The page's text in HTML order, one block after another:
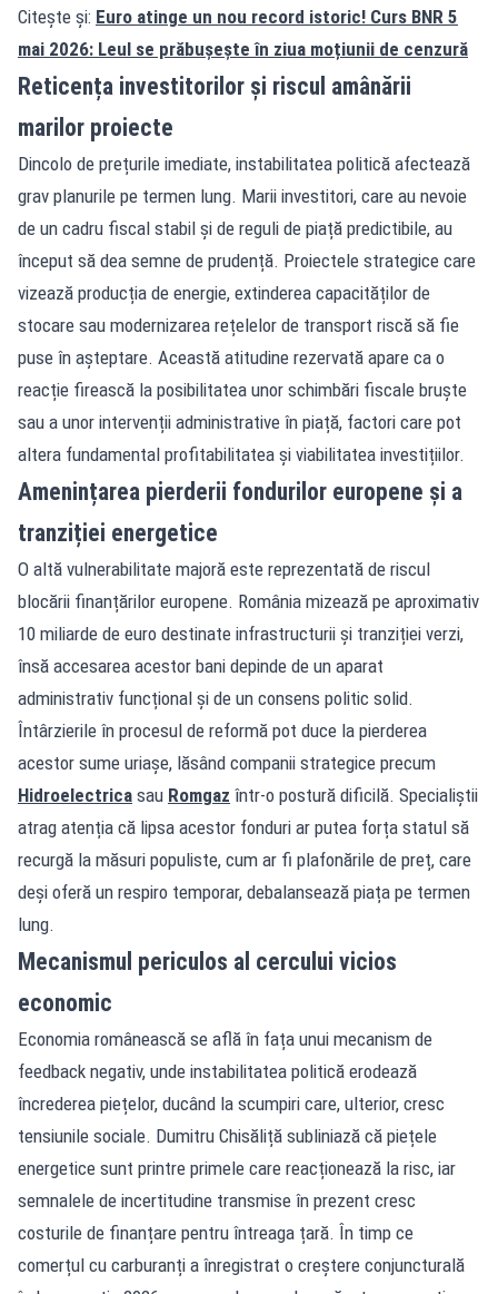
Citește și: Euro atinge un nou record istoric! Curs BNR 5
mai 2026: Leul se prăbușește în ziua moțiunii de cenzură
Reticența investitorilor și riscul amânării
marilor proiecte
Dincolo de prețurile imediate, instabilitatea politică afectează
grav planurile pe termen lung. Marii investitori, care au nevoie
de un cadru fiscal stabil și de reguli de piață predictibile, au
început să dea semne de prudență. Proiectele strategice care
vizează producția de energie, extinderea capacităților de
stocare sau modernizarea rețelelor de transport riscă să fie
puse în așteptare. Această atitudine rezervată apare ca o
reacție firească la posibilitatea unor schimbări fiscale bruște
sau a unor intervenții administrative în piață, factori care pot
altera fundamental profitabilitatea și viabilitatea investițiilor.
Amenințarea pierderii fondurilor europene și a
tranziției energetice
O altă vulnerabilitate majoră este reprezentată de riscul
blocării finanțărilor europene. România mizează pe aproximativ
10 miliarde de euro destinate infrastructurii și tranziției verzi,
însă accesarea acestor bani depinde de un aparat
administrativ funcțional și de un consens politic solid.
Întârzierile în procesul de reformă pot duce la pierderea
acestor sume uriașe, lăsând companii strategice precum
Hidroelectrica sau Romgaz într-o postură dificilă. Specialiștii
atrag atenția că lipsa acestor fonduri ar putea forța statul să
recurgă la măsuri populiste, cum ar fi plafonările de preț, care
deși oferă un respiro temporar, debalansează piața pe termen
lung.
Mecanismul periculos al cercului vicios
economic
Economia românească se află în fața unui mecanism de
feedback negativ, unde instabilitatea politică erodează
încrederea piețelor, ducând la scumpiri care, ulterior, cresc
tensiunile sociale. Dumitru Chisăliță subliniază că piețele
energetice sunt printre primele care reacționează la risc, iar
semnalele de incertitudine transmise în prezent cresc
costurile de finanțare pentru întreaga țară. În timp ce
comerțul cu carburanți a înregistrat o creștere conjuncturală